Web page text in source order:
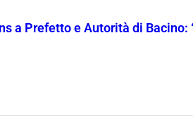
a Prefetto e Autorità di